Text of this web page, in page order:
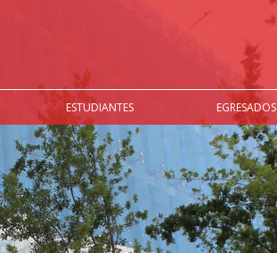
ESTUDIANTES EGRESADOS